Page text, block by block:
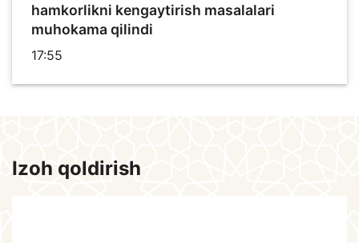
hamkorlikni kengaytirish masalalari
muhokama qilindi
17:55
Izoh qoldirish